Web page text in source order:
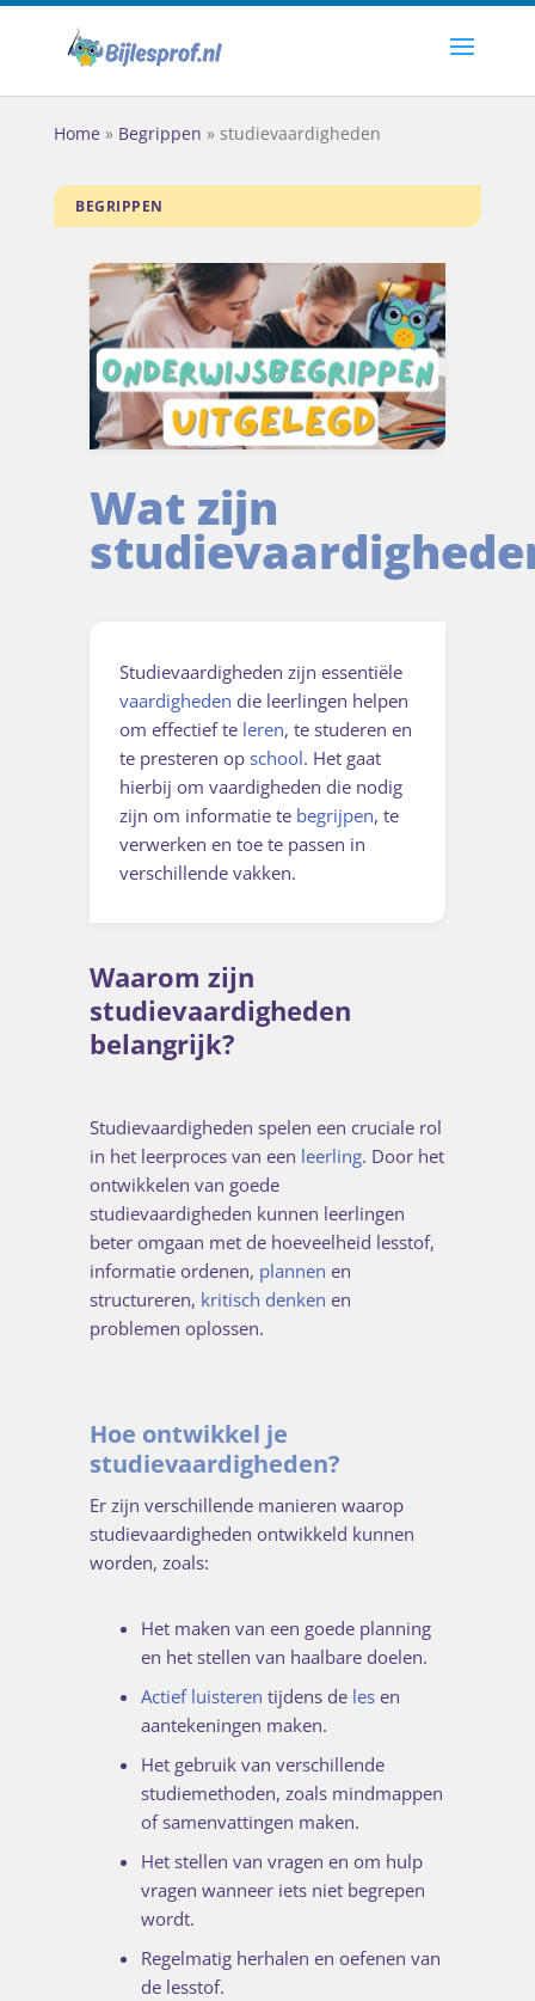
Home » Begrippen » studievaardigheden
BEGRIPPEN
Wat zijn
Studievaardigheden zijn essentiële
vaardigheden die leerlingen helpen
om effectief te leren, te studeren en
te presteren op school. Het gaat
hierbij om vaardigheden die nodig
zijn om informatie te begrijpen, te
verwerken en toe te passen in
verschillende vakken.
Waarom zijn
studievaardigheden
belangrijk?
Studievaardigheden spelen een cruciale rol
in het leerproces van een leerling. Door het
ontwikkelen van goede
studievaardigheden kunnen leerlingen
beter omgaan met de hoeveelheid lesstof,
informatie ordenen, plannen en
structureren, kritisch denken en
problemen oplossen.
Hoe ontwikkel je
studievaardigheden?
Er zijn verschillende manieren waarop
studievaardigheden ontwikkeld kunnen
worden, zoals:
Het maken van een goede planning
en het stellen van haalbare doelen.
Actief luisteren tijdens de lesen
aantekeningen maken.
Het gebruik van verschillende
studiemethoden, zoals mindmappen
of samenvattingen maken.
Het stellen van vragen en om hulp
vragen wanneer iets niet begrepen
wordt.
Regelmatig herhalen en oefenen van
de lesstof.